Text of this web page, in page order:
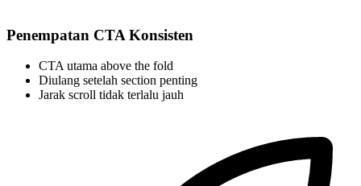
Penempatan CTA Konsisten
CTA utama above the fold
Diulang setelah section penting
Jarak scroll tidak terlalu jauh